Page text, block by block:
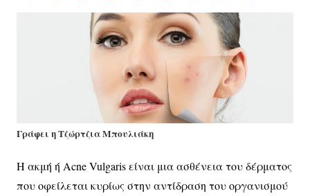
Γράφει η Τζώρτζια Μπουλιάκη
Η ακμή ή Acne Vulgaris είναι μια ασθένεια του δέρματος
που οφείλεται κυρίως στην αντίδραση του οργανισμού